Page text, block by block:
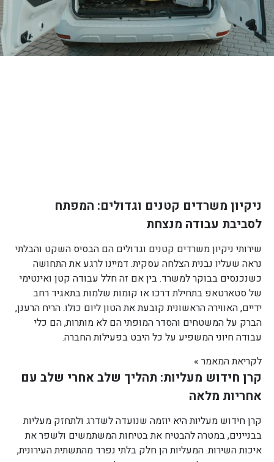
ניקיון משרדים קטנים וגדולים: המפתח
לסביבת עבודה מנצחת
שירותי ניקיון משרדים קטנים וגדולים הם הבסיס השקט והבלתי
נראה שעליו נבנית הצלחה עסקית. דמיינו לרגע את התחושה
כשנכנסים בבוקר למשרד. בין אם זה חלל עבודה קטן ואינטימי
של סטארטאפ בתחילת דרכו או קומות שלמות בתאגיד רחב
ידיים, האווירה הראשונית קובעת את הטון ליום כולו. הריח הרענן,
הברק על המשטחים והסדר המופתי הם לא מותרות, הם כלי
עבודה חיוני המשפיע על כל היבט בפעילות החברה.
לקריאת המאמר »
קרן חידוש מעליות: תהליך שלב אחרי שלב עם
אחריות מלאה
קרן חידוש מעליות היא יוזמה שנועדה לשדרג ולתחזק מעליות
בבניינים, במטרה להבטיח את בטיחות המשתמשים ולשפר את
איכות השירות. המעליות הן חלק בלתי נפרד מהתשתית העירונית,